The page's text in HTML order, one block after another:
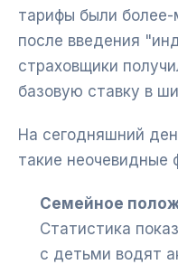
тарифы были
после введения
страховщики
базовую ставку в
На сегодняшний
такие неочевидные
Семейное
Статистика
с детьми водят